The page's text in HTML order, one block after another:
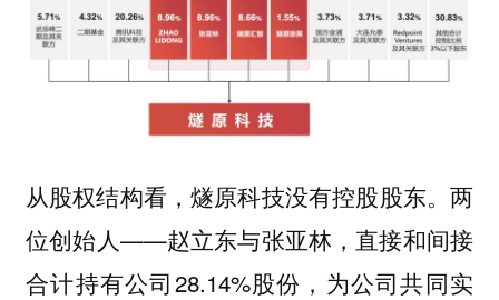
从股权结构看，燧原科技没有控股股东。两
位创始人——赵立东与张亚林，直接和间接
合计持有公司28.14%股份，为公司共同实